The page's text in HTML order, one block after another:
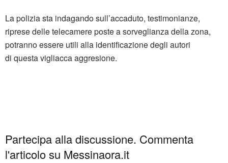
La polizia sta indagando sull’accaduto, testimonianze,
riprese delle telecamere poste a sorveglianza della zona,
potranno essere utili alla identificazione degli autori
di questa vigliacca aggresione.
Partecipa alla discussione. Commenta
l'articolo su Messinaora.it